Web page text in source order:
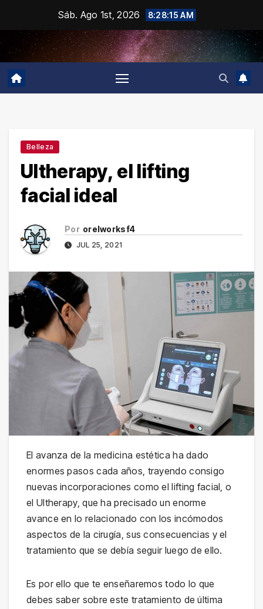
contenido
Sáb. Ago 1st, 2026 8:28:16 AM
Belleza
Ultherapy, el lifting
facial ideal
Por orelworksf4
JUL 25, 2021
El avanza de la medicina estética ha dado
enormes pasos cada años, trayendo consigo
nuevas incorporaciones como el lifting facial, o
el Ultherapy, que ha precisado un enorme
avance en lo relacionado con los incómodos
aspectos de la cirugía, sus consecuencias y el
tratamiento que se debía seguir luego de ello.
Es por ello que te enseñaremos todo lo que
debes saber sobre este tratamiento de última